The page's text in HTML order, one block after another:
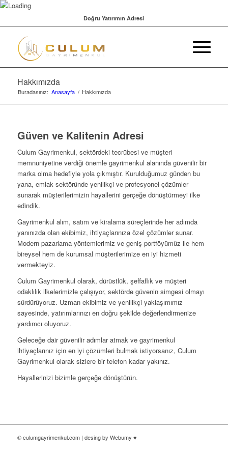
Doğru Yatırımın Adresi
Hakkımızda
Buradasınız: Anasayfa / Hakkımızda
Güven ve Kalitenin Adresi
Culum Gayrimenkul, sektördeki tecrübesi ve müşteri
memnuniyetine verdiği önemle gayrimenkul alanında güvenilir bir
marka olma hedefiyle yola çıkmıştır. Kurulduğumuz günden bu
yana, emlak sektöründe yenilikçi ve profesyonel çözümler
sunarak müşterilerimizin hayallerini gerçeğe dönüştürmeyi ilke
edindik.
Gayrimenkul alım, satım ve kiralama süreçlerinde her adımda
yanınızda olan ekibimiz, ihtiyaçlarınıza özel çözümler sunar.
Modern pazarlama yöntemlerimiz ve geniş portföyümüz ile hem
bireysel hem de kurumsal müşterilerimize en iyi hizmeti
vermekteyiz.
Culum Gayrimenkul olarak, dürüstlük, şeffaflık ve müşteri
odaklılık ilkelerimizle çalışıyor, sektörde güvenin simgesi olmayı
sürdürüyoruz. Uzman ekibimiz ve yenilikçi yaklaşımımız
sayesinde, yatırımlarınızı en doğru şekilde değerlendirmenize
yardımcı oluyoruz.
Geleceğe dair güvenilir adımlar atmak ve gayrimenkul
ihtiyaçlarınız için en iyi çözümleri bulmak istiyorsanız, Culum
Gayrimenkul olarak sizlere bir telefon kadar yakınız.
Hayallerinizi bizimle gerçeğe dönüştürün.
© culumgayrimenkul.com | desing by Webumy ♥